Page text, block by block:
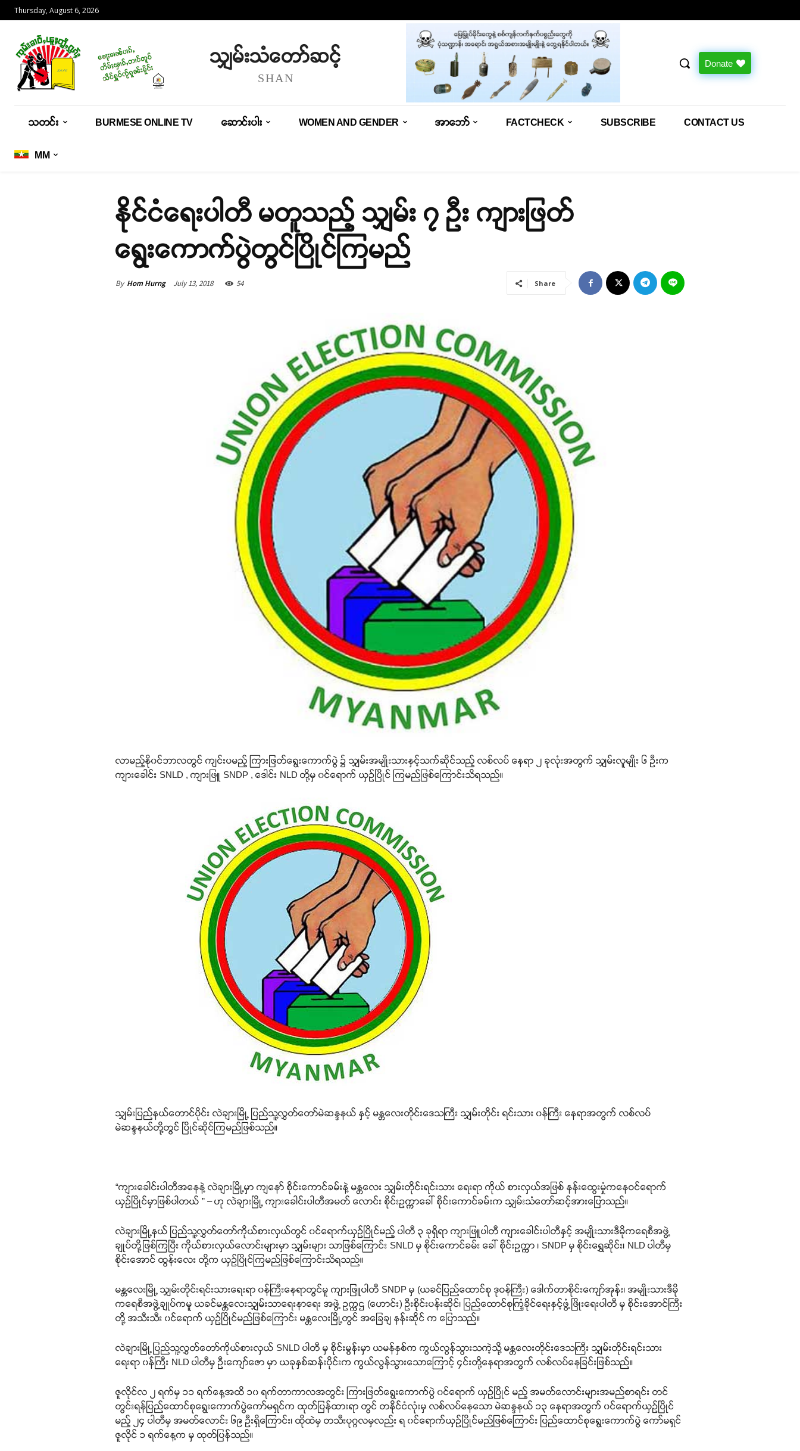
Thursday, August 6, 2026
သျှမ်းသံတော်ဆင့်
SHAN
Donate
သတင်း BURMESE ONLINE TV ဆောင်းပါး WOMEN AND GENDER အာဘော် FACTCHECK SUBSCRIBE CONTACT US
MM
နိုင်ငံရေးပါတီ မတူသည့် သျှမ်း ၇ ဦး ကျားဖြတ်
ရွေးကောက်ပွဲတွင်ပြိုင်ကြမည်
By Hom Hurng July 13, 2018 54 Share
လာမည့်နို၀င်ဘာလတွင် ကျင်းပမည့် ကြားဖြတ်ရွေးကောက်ပွဲ ၌ သျှမ်းအမျိုးသားနှင့်သက်ဆိုင်သည့် လစ်လပ် နေရာ ၂ ခုလုံးအတွက် သျှမ်းလူမျိုး ၆ ဦးက
ကျားခေါင်း SNLD , ကျားဖြူ SNDP , ဒေါင်း NLD တို့မှ ၀င်ရောက် ယှဉ်ပြိုင် ကြမည်ဖြစ်ကြောင်းသိရသည်။
သျှမ်းပြည်နယ်တောင်ပိုင်း လဲချားမြို့ ပြည်သူ့လွှတ်တော်မဲဆန္ဒနယ် နှင့် မန္တလေးတိုင်းဒေသကြီး သျှမ်းတိုင်း ရင်းသား ၀န်ကြီး နေရာအတွက် လစ်လပ်
မဲဆန္ဒနယ်တို့တွင် ပြိုင်ဆိုင်ကြမည်ဖြစ်သည်။
“ကျားခေါင်းပါတီအနေနဲ့ လဲချားမြို့မှာ ကျနော် စိုင်းကောင်ခမ်းနဲ့ မန္တလေး သျှမ်းတိုင်းရင်းသား ရေးရာ ကိုယ် စားလှယ်အဖြစ် နန်းထွေးမှုံကနေဝင်ရောက်
ယှဉ်ပြိုင်မှာဖြစ်ပါတယ် ” – ဟု လဲချားမြို့ ကျားခေါင်းပါတီအမတ် လောင်း စိုင်းဥက္ကာခေါ် စိုင်းကောင်ခမ်းက သျှမ်းသံတော်ဆင့်အားပြောသည်။
လဲချားမြို့နယ် ပြည်သူ့လွှတ်တော်ကိုယ်စားလှယ်တွင် ၀င်ရောက်ယှဉ်ပြိုင်မည့် ပါတီ ၃ ခုရှိရာ ကျားဖြူပါတီ ကျားခေါင်းပါတီနှင့် အမျိုးသားဒီမိုကရေစီအဖွဲ့
ချုပ်တို့ဖြစ်ကြပြီး ကိုယ်စားလှယ်လောင်းများမှာ သျှမ်းများ သာဖြစ်ကြောင်း SNLD မှ စိုင်းကောင်ခမ်း ခေါ် စိုင်းဥက္ကာ ၊ SNDP မှ စိုင်းရွှေဆိုင်း၊ NLD ပါတီမှ
စိုင်းအောင် ထွန်းလေး တို့က ယှဉ်ပြိုင်ကြမည်ဖြစ်ကြောင်းသိရသည်။
မန္တလေးမြို့ သျှမ်းတိုင်းရင်းသားရေးရာ ၀န်ကြီးနေရာတွင်မူ ကျားဖြူပါတီ SNDP မှ (ယခင်ပြည်ထောင်စု ဒုဝန်ကြီး) ဒေါက်တာစိုင်းကျော်အုန်း၊ အမျိုးသားဒီမို
ကရေစီအဖွဲ့ချုပ်ကမူ ယခင်မန္တလေးသျှမ်းသာရေးနာရေး အဖွဲ့ ဥက္ကဌ (ဟောင်း) ဦးစိုင်းပန်းဆိုင်၊ ပြည်ထောင်စုကြံ့ခိုင်ရေးနှင့်ဖွံ့ဖြိုးရေးပါတီ မှ စိုင်းအောင်ကြီး
တို့ အသီးသီး ၀င်ရောက် ယှဉ်ပြိုင်မည်ဖြစ်ကြောင်း မန္တလေးမြို့တွင် အခြေချ နန်းဆိုင် က ပြောသည်။
လဲချားမြို့ပြည်သူ့လွှတ်တော်ကိုယ်စားလှယ် SNLD ပါတီ မှ စိုင်းမွန်းမှာ ယမန်နှစ်က ကွယ်လွန်သွားသကဲ့သို့ မန္တလေးတိုင်းဒေသကြီး သျှမ်းတိုင်းရင်းသား
ရေးရာ ၀န်ကြီး NLD ပါတီမှ ဦးကျော်ဇော မှာ ယခုနှစ်ဆန်းပိုင်းက ကွယ်လွန်သွားသောကြောင့် ၄င်းတို့နေရာအတွက် လစ်လပ်နေခြင်းဖြစ်သည်။
ဇူလိုင်လ ၂ ရက်မှ ၁၁ ရက်နေ့အထိ ၁၀ ရက်တာကာလအတွင်း ကြားဖြတ်ရွေးကောက်ပွဲ ၀င်ရောက် ယှဉ်ပြိုင် မည့် အမတ်လောင်းများအမည်စာရင်း တင်
တွင်းရန်ပြည်ထောင်စုရွေးကောက်ပွဲကော်မရှင်က ထုတ်ပြန်ထားရာ တွင် တနိုင်ငံလုံးမှ လစ်လပ်နေသော မဲဆန္ဒနယ် ၁၃ နေရာအတွက် ၀င်ရောက်ယှဉ်ပြိုင်
မည့် ၂၄ ပါတီမှ အမတ်လောင်း ၆၉ ဦးရှိကြောင်း၊ ထိုထဲမှ တသီးပုဂ္ဂလမှလည်း ရ ၀င်ရောက်ယှဉ်ပြိုင်မည်ဖြစ်ကြောင်း ပြည်ထောင်စုရွေးကောက်ပွဲ ကော်မရှင်
ဇူလိုင် ၁ ရက်နေ့က မှ ထုတ်ပြန်သည်။